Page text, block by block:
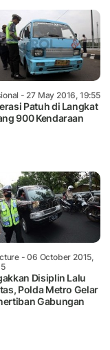
- 27 May 2016, 19:55
Patuh di Langkat
900 Kendaraan
- 06 October 2015,
Disiplin Lalu
Polda Metro Gelar
Gabungan